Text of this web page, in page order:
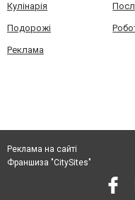
Кулінарія
Подорожі
Реклама
Реклама на сайті
Франшиза "CitySites"